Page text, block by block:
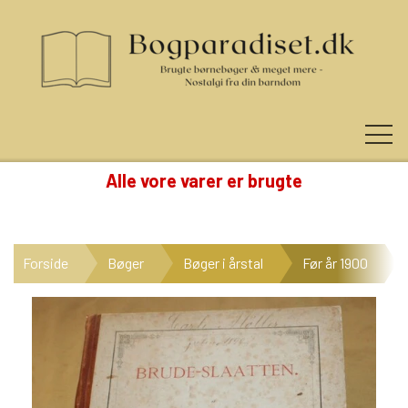
NYHEDER
KATEGORIER
Alle vore varer er brugte
Forside Bøger Bøger i årstal Før år 1900